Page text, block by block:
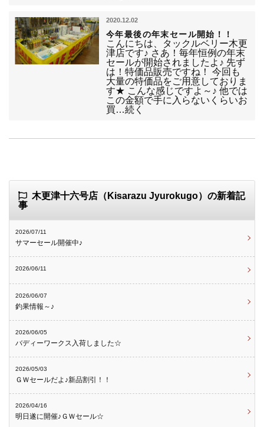
2020.12.02
今年最後の年末セール開始！！
こんにちは、タックルベリー木更
津店です♪ さあ！毎年恒例の年末
セールが開始されましたよ♪ 先ず
は！特価品販売ですね！ 今回も
大量の特価品をご用意しておりま
す★ こんな感じですよ～♪ 他では
この金額で手に入らないくらいお
買…続く
木更津十六号店（Kisarazu Jyurokugo）の新着記
事
2026/07/11
サマーセール開催中♪
2026/06/11
2026/06/07
釣果情報～♪
2026/06/05
バディーワークス入荷しました☆
2026/05/03
ＧＷセールだよ♪新品割引！！
2026/04/16
明日遂に開催♪ＧＷセール☆